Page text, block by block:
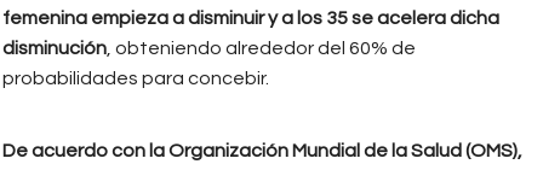
femenina empieza a disminuir y a los 35 se acelera dicha
disminución , obteniendo alrededor del 60% de
probabilidades para concebir.
De acuerdo con la Organización Mundial de la Salud (OMS),